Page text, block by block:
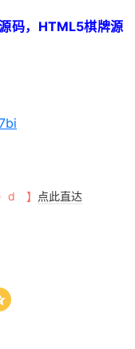
码，HTML5棋牌源
d 】 点此直达